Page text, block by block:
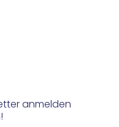
anmelden